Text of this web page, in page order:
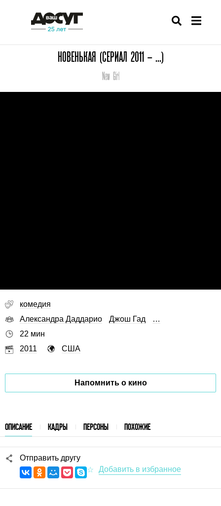
НОВЕНЬКАЯ (СЕРИАЛ 2011 – ...)
New Girl
комедия
Александра Даддарио
Джош Гад
…
22 мин
2011
США
Напомнить о кино
ОПИСАНИЕ КАДРЫ ПЕРСОНЫ ПОХОЖИЕ
Отправить другу